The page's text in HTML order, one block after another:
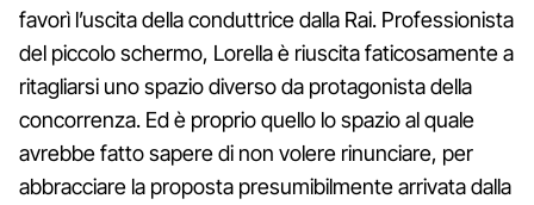
favorì l’uscita della conduttrice dalla Rai. Professionista
del piccolo schermo, Lorella è riuscita faticosamente a
ritagliarsi uno spazio diverso da protagonista della
concorrenza. Ed è proprio quello lo spazio al quale
avrebbe fatto sapere di non volere rinunciare, per
abbracciare la proposta presumibilmente arrivata dalla